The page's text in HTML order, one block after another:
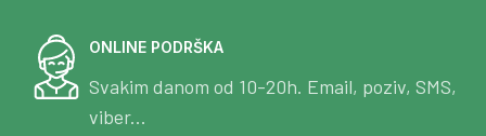
ONLINE PODRŠKA
Svakim danom od 10-20h. Email, poziv, SMS,
viber...